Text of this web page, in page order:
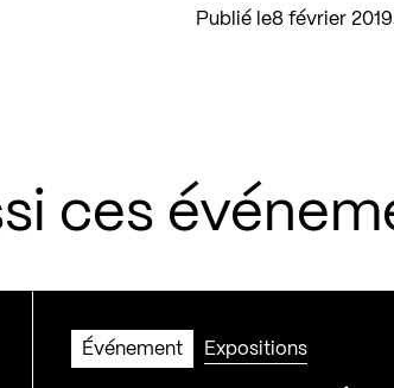
Publié le 8 février 2019
ces
Événement Expositions